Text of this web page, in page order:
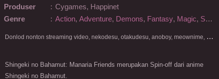
Produser
: Cygames, Happinet
Genre
: Action, Adventure, Demons, Fantasy, Magic, Supernatural
D
onlod nonton streaming video, nekodesu, otakudesu, anoboy, meownime, anitoki, meguminime, melody, oploverz, anoboy, nimegami, unduh, riie net, drivenime, myanimelist, MAL, kusonime, neonime, bstation, maxnime, Netflix, animeindo, anichin, crunchyroll, neonime, samehadaku, streaming, otakupoi, awsubs, anibatch, anikyojin, nekonime, kurogaze, zippyshare, vidio google drive, Muse Indonesia, kazefuri, iQIYI, Viu, Ani-One Asia, Animenonton, Otaku desu, Mangaku, Anibatch,Vidio, Genflix, Amazon Prime Video, 3GP, Mp4, 240p, Terlengkap.
Shingeki no Bahamut: Manaria Friends merupakan Spin-off dari anime
Shingeki no Bahamut.